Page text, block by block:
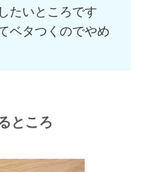
たいところです
ベタつくのでやめ
ところ